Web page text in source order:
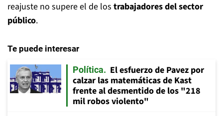
reajuste no supere el de los trabajadores del sector
público.
Te puede interesar
Política
El esfuerzo de Pavez por
calzar las matemáticas de Kast
frente al desmentido de los "218
mil robos violento"